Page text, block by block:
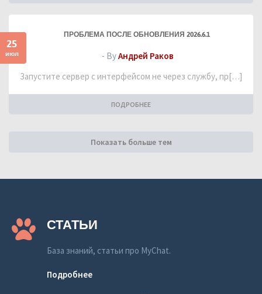
25
июл
ПРОБЛЕМА ПОСЛЕ ОБНОВЛЕНИЯ 2026.6.1
- ByАндрей Раков
Запустите сервер с интерфейсом не через службу, пр[…]
ПОДРОБНЕЕ
Показать больше тем
СТАТЬИ
База знаний, статьи про MyChat.
Подробнее